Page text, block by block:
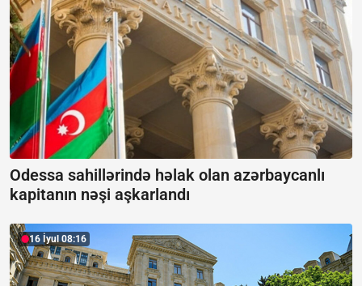
Odessa sahillərində həlak olan azərbaycanlı
kapitanın nəşi aşkarlandı
16 İyul 08:16